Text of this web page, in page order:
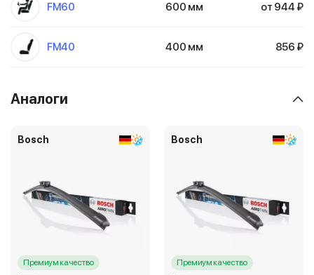
FM60 600 мм от 944 ₽
FM40 400 мм 856 ₽
Аналоги
Bosch
Премиум качество
Bosch
Премиум качество